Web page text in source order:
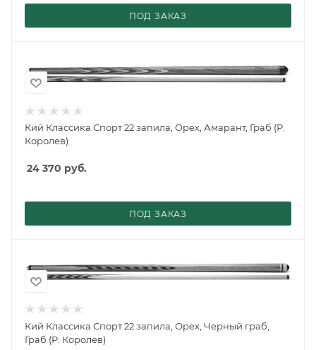
ПОД ЗАКАЗ
Кий Классика Спорт 22 запила, Орех, Амарант, Граб (Р.
Королев)
24 370 руб.
ПОД ЗАКАЗ
Кий Классика Спорт 22 запила, Орех, Черный граб,
Граб (Р. Королев)